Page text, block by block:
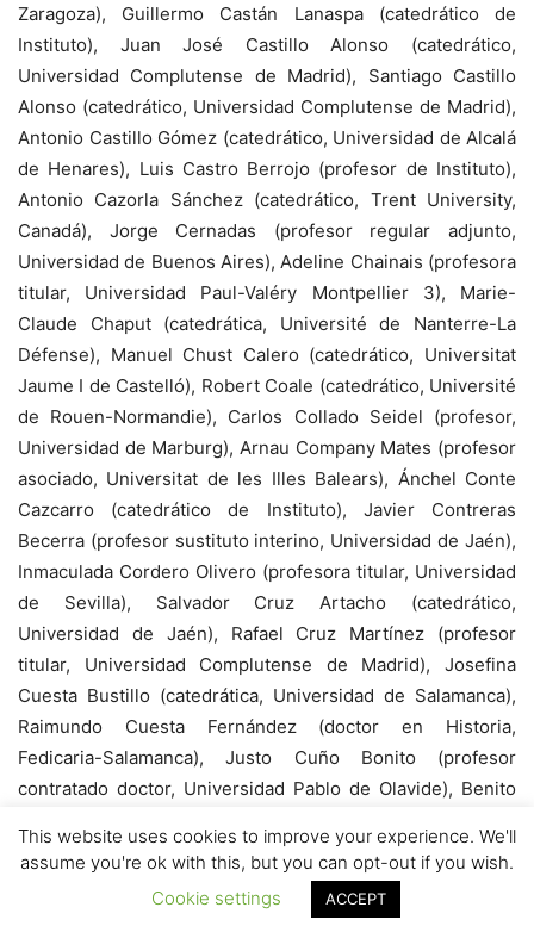
This website uses cookies to improve your experience. We'll
assume you're ok with this, but you can opt-out if you wish.
Cookie settings
ACCEPT